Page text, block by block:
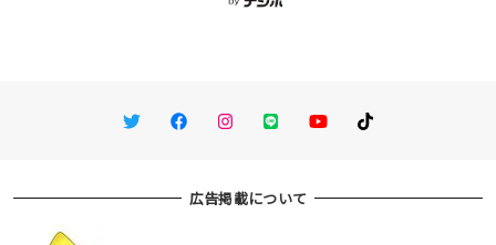
TwitterFacebookInstagram
LINE You TubeTikTok
広告掲載について